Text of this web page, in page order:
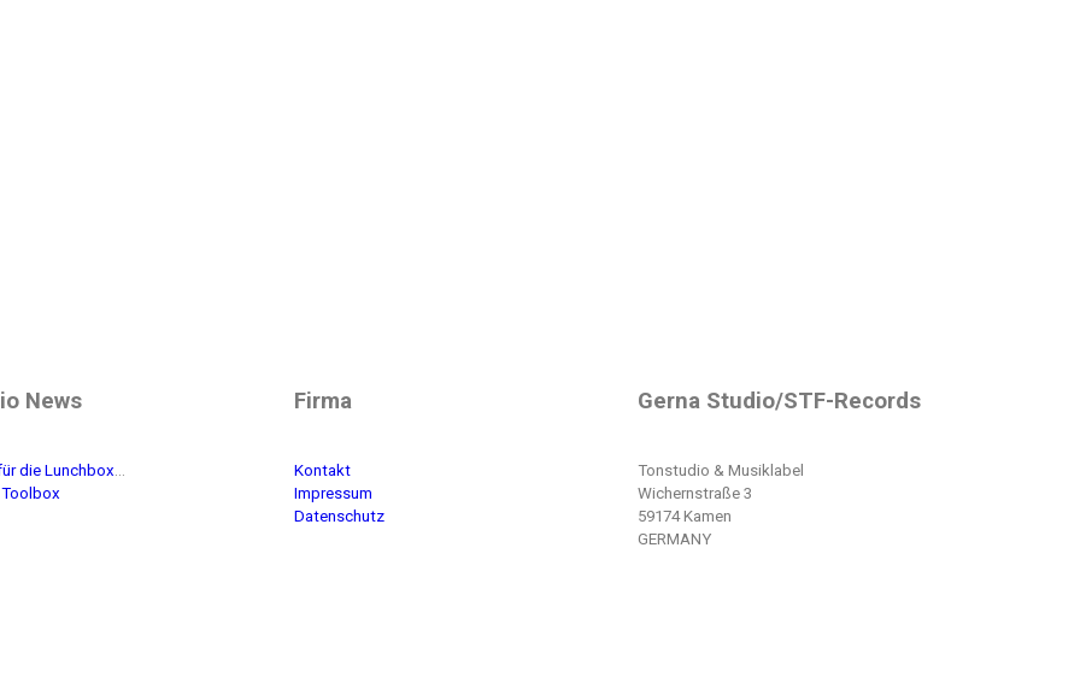
News Firma Gerna Studio/STF-Records
die Lunchbox
Kontakt
Impressum
Datenschutz
Tonstudio & Musiklabel
Wichernstraße 3
59174 Kamen
GERMANY